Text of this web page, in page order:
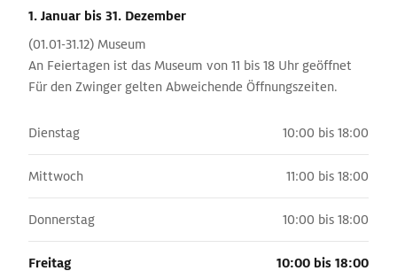
1. Januar bis 31. Dezember
(01.01-31.12) Museum
An Feiertagen ist das Museum von 11 bis 18 Uhr geöffnet
Für den Zwinger gelten Abweichende Öffnungszeiten.
Dienstag 10:00 bis 18:00
Mittwoch 11:00 bis 18:00
Donnerstag 10:00 bis 18:00
Freitag 10:00 bis 18:00